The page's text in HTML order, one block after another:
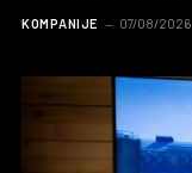
KOMPANIJE 07/08/2026